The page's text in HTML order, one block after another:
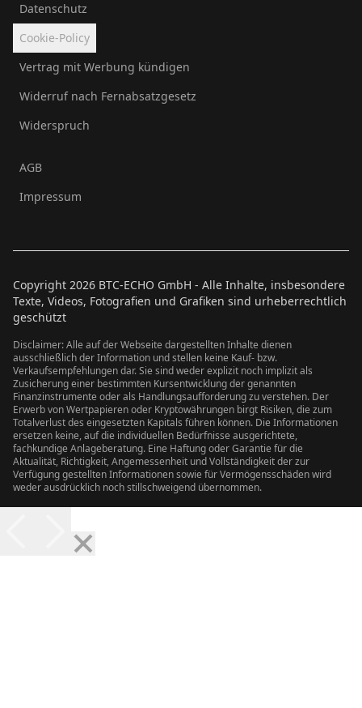
Datenschutz
Cookie-Policy
Vertrag mit Werbung kündigen
Widerruf nach Fernabsatzgesetz
Widerspruch
AGB
Impressum
Copyright 2026 BTC-ECHO GmbH - Alle Inhalte, insbesondere
Texte, Videos, Fotografien und Grafiken sind urheberrechtlich
geschützt
Disclaimer: Alle auf der Webseite dargestellten Inhalte dienen
ausschließlich der Information und stellen keine Kauf- bzw.
Verkaufsempfehlungen dar. Sie sind weder explizit noch implizit als
Zusicherung einer bestimmten Kursentwicklung der genannten
Finanzinstrumente oder als Handlungsaufforderung zu verstehen. Der
Erwerb von Wertpapieren oder Kryptowährungen birgt Risiken, die zum
Totalverlust des eingesetzten Kapitals führen können. Die Informationen
ersetzen keine, auf die individuellen Bedürfnisse ausgerichtete,
fachkundige Anlageberatung. Eine Haftung oder Garantie für die
Aktualität, Richtigkeit, Angemessenheit und Vollständigkeit der zur
Verfügung gestellten Informationen sowie für Vermögensschäden wird
weder ausdrücklich noch stillschweigend übernommen.